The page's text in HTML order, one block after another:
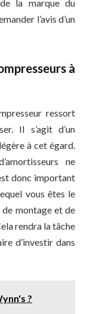
la marque du
l’avis d’un
à
ressort
Il s’agit d’un
à cet égard.
ne
donc important
vous êtes le
de montage et de
rendra la tâche
d’investir dans
?